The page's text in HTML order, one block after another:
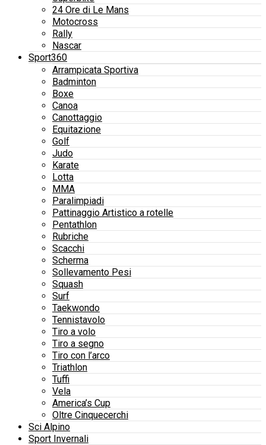
24 Ore di Le Mans
Motocross
Rally
Nascar
Sport360
Arrampicata Sportiva
Badminton
Boxe
Canoa
Canottaggio
Equitazione
Golf
Judo
Karate
Lotta
MMA
Paralimpiadi
Pattinaggio Artistico a rotelle
Pentathlon
Rubriche
Scacchi
Scherma
Sollevamento Pesi
Squash
Surf
Taekwondo
Tennistavolo
Tiro a volo
Tiro a segno
Tiro con l’arco
Triathlon
Tuffi
Vela
America’s Cup
Oltre Cinquecerchi
Sci Alpino
Sport Invernali